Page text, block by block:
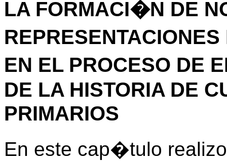
LA FORMACI�N DE
EN EL PROCESO DE
DE LA HISTORIA DE
PRIMARIOS
En este cap�tulo